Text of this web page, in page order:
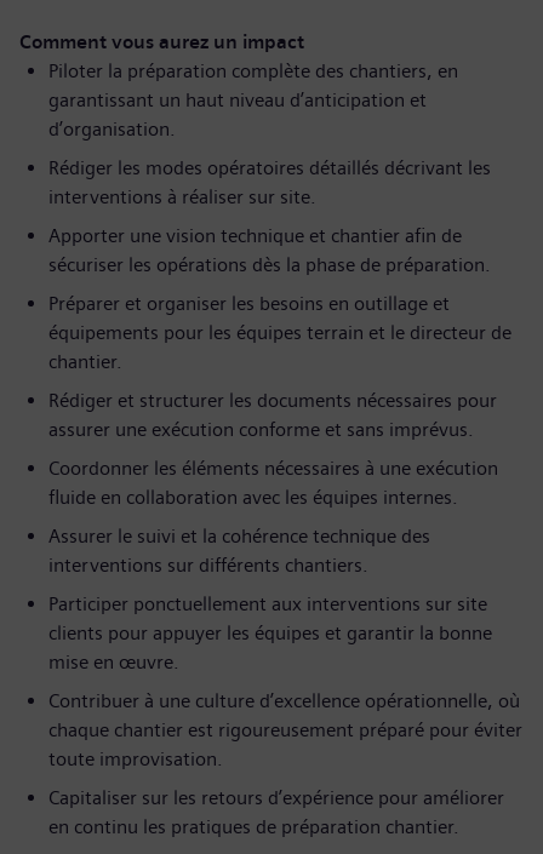
Comment vous aurez un impact
Piloter la préparation complète des chantiers, en
garantissant un haut niveau d’anticipation et
d’organisation.
Rédiger les modes opératoires détaillés décrivant les
interventions à réaliser sur site.
Apporter une vision technique et chantier afin de
sécuriser les opérations dès la phase de préparation.
Préparer et organiser les besoins en outillage et
équipements pour les équipes terrain et le directeur de
chantier.
Rédiger et structurer les documents nécessaires pour
assurer une exécution conforme et sans imprévus.
Coordonner les éléments nécessaires à une exécution
fluide en collaboration avec les équipes internes.
Assurer le suivi et la cohérence technique des
interventions sur différents chantiers.
Participer ponctuellement aux interventions sur site
clients pour appuyer les équipes et garantir la bonne
mise en œuvre.
Contribuer à une culture d’excellence opérationnelle, où
chaque chantier est rigoureusement préparé pour éviter
toute improvisation.
Capitaliser sur les retours d’expérience pour améliorer
en continu les pratiques de préparation chantier.